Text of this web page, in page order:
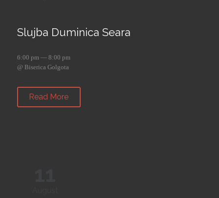
Slujba Duminica Seara
6:00 pm — 8:00 pm
@ Biserica Golgota
Read More